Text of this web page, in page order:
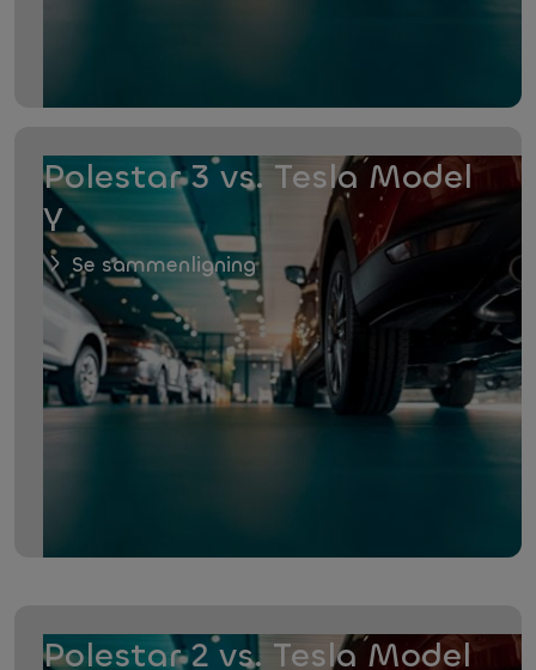
Polestar 3 vs. Tesla Model
Y
Se sammenligning
Polestar 2 vs. Tesla Model